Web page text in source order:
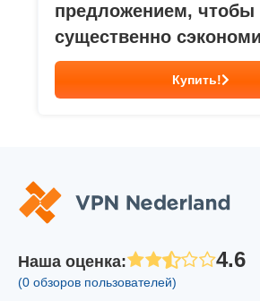
предложением, чтобы
существенно
Купить!
Наша оценка: 4.6
(0 обзоров пользователей)